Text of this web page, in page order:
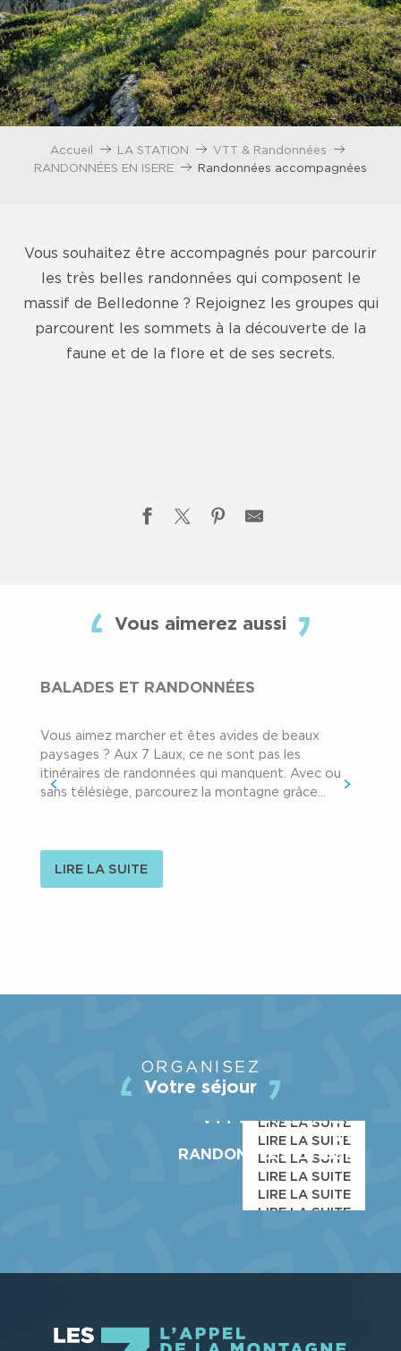
Accueil LA STATION
VTT & Randonnées
RANDONNÉES EN ISERE
Randonnées accompagnées
Vous souhaitez être accompagnés pour parcourir
les très belles randonnées qui composent le
massif de Belledonne ? Rejoignez les groupes qui
parcourent les sommets à la découverte de la
faune et de la flore et de ses secrets.
Randonnées Pédestres Accompagnées
À la Rencontre des Marmottes
La randonnée de l'Aube
Une nuit sous tipi
Une nuit en bivouac
Randonnée - L'Art de Marcher
Vous aimerez aussi
BALADES ET RANDONNÉES
Vous aimez marcher et êtes avides de beaux
paysages ? Aux 7 Laux, ce ne sont pas les
itinéraires de randonnées qui manquent. Avec ou
sans télésiège, parcourez la montagne grâce...
LIRE LA SUITE
ORGANISEZ
Votre séjour
LIRE LA SUITE
LIRE LA SUITE
COMMERCES & SERVICES
LIRE LA SUITE
VTT & RANDONNÉES
LIRE LA SUITE
VTT
LIRE LA SUITE
RANDONNÉES EN ISERE
LIRE LA SUITE